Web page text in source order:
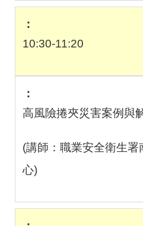
10:30-11:20
高風險捲夾災害案例與
(講師：職業安全衛生署
心)